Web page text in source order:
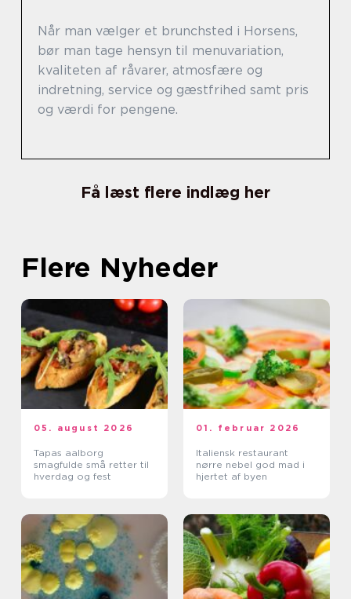
Når man vælger et brunchsted i Horsens,
bør man tage hensyn til menuvariation,
kvaliteten af råvarer, atmosfære og
indretning, service og gæstfrihed samt pris
og værdi for pengene.
Få læst flere indlæg her
Flere Nyheder
05. august 2026
Tapas aalborg
smagfulde små retter til
hverdag og fest
01. februar 2026
Italiensk restaurant
nørre nebel god mad i
hjertet af byen